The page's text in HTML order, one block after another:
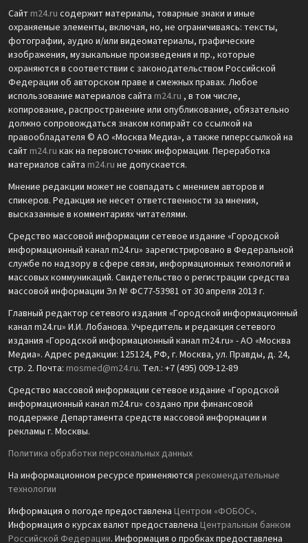
Сайт m24.ru содержит материалы, товарные знаки и иные
охраняемые элементы, включая, но, не ограничиваясь: тексты,
фотографии, аудио и/или видеоматериалы, графические
изображения, музыкальные произведения и пр., которые
охраняются в соответствии с законодательством Российской
Федерации об авторском праве и смежных правах. Любое
использование материалов сайта m24.ru , в том числе,
копирование, распространение или опубликование, обязательно
должно сопровождаться знаком копирайт со ссылкой на
правообладателя © АО «Москва Медиа», а также гиперссылкой на
сайт m24.ru как на первоисточник информации. Переработка
материалов сайта m24.ru не допускается.
Мнение редакции может не совпадать с мнением авторов и
спикеров. Редакция не несет ответственности за мнения,
высказанные в комментариях читателями.
Средство массовой информации сетевое издание «Городской
информационный канал m24.ru» зарегистрировано в Федеральной
службе по надзору в сфере связи, информационных технологий и
массовых коммуникаций. Свидетельство о регистрации средства
массовой информации Эл № ФС77-53981 от 30 апреля 2013 г.
Главный редактор сетевого издания «Городской информационный
канал m24.ru» И.И. Лобанова. Учредитель и редакция сетевого
издания «Городской информационный канал m24.ru» - АО «Москва
Медиа». Адрес редакции: 125124, РФ, г. Москва, ул. Правды, д. 24,
стр. 2. Почта: mosmed@m24.ru. Тел.: +7 (495) 009-12-89
Средство массовой информации сетевое издание «Городской
информационный канал m24.ru» создано при финансовой
поддержке Департамента средств массовой информации и
рекламы г. Москвы.
Политика обработки персональных данных
На информационном ресурсе применяются рекомендательные
технологии
Информация о погоде предоставлена Центром «ФОБОС».
Информация о курсах валют предоставлена Центральным банком
Российской Федерации. Информация о пробках предоставлена